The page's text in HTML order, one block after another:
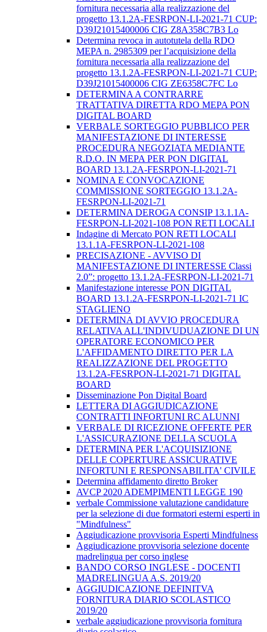
fornitura necessaria alla realizzazione del
progetto 13.1.2A-FESRPON-LI-2021-71 CUP:
D39J21015400006 CIG Z8A358C7B3 Lo
Determina revoca in autotutela della RDO
MEPA n. 2985309 per l’acquisizione della
fornitura necessaria alla realizzazione del
progetto 13.1.2A-FESRPON-LI-2021-71 CUP:
D39J21015400006 CIG ZE6358C7FC Lo
DETERMINA A CONTRARRE
TRATTATIVA DIRETTA RDO MEPA PON
DIGITAL BOARD
VERBALE SORTEGGIO PUBBLICO PER
MANIFESTAZIONE DI INTERESSE
PROCEDURA NEGOZIATA MEDIANTE
R.D.O. IN MEPA PER PON DIGITAL
BOARD 13.1.2A-FESRPON-LI-2021-71
NOMINA E CONVOCAZIONE
COMMISSIONE SORTEGGIO 13.1.2A-
FESRPON-LI-2021-71
DETERMINA DEROGA CONSIP 13.1.1A-
FESRPON-LI-2021-108 PON RETI LOCALI
Indagine di Mercato PON RETI LOCALI
13.1.1A-FESRPON-LI-2021-108
PRECISAZIONE - AVVISO DI
MANIFESTAZIONE DI INTERESSE Classi
2.0”: progetto 13.1.2A-FESRPON-LI-2021-71
Manifestazione interesse PON DIGITAL
BOARD 13.1.2A-FESRPON-LI-2021-71 IC
STAGLIENO
DETERMINA DI AVVIO PROCEDURA
RELATIVA ALL'INDIVUDUAZIONE DI UN
OPERATORE ECONOMICO PER
L'AFFIDAMENTO DIRETTO PER LA
REALIZZAZIONE DEL PROGETTO
13.1.2A-FESRPON-LI-2021-71 DIGITAL
BOARD
Disseminazione Pon Digital Board
LETTERA DI AGGIUDICAZIONE
CONTRATTI INFORTUNI RC ALUNNI
VERBALE DI RICEZIONE OFFERTE PER
L'ASSICURAZIONE DELLA SCUOLA
DETERMINA PER L'ACQUISIZIONE
DELLE COPERTURE ASSICURATIVE
INFORTUNI E RESPONSABILITA' CIVILE
Determina affidamento diretto Broker
AVCP 2020 ADEMPIMENTI LEGGE 190
verbale Commissione valutazione candidature
per la selezione di due formatori esterni esperti in
"Mindfulness"
Aggiudicazione provvisoria Esperti Mindfulness
Aggiudicazione provvisoria selezione docente
madrelingua per corso inglese
BANDO CORSO INGLESE - DOCENTI
MADRELINGUA A.S. 2019/20
AGGIUDICAZIONE DEFINITVA
FORNITURA DIARIO SCOLASTICO
2019/20
verbale aggiudicazione provvisoria fornitura